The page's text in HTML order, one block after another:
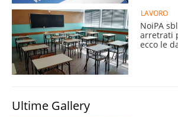
LAVORO
NoiPA
arretrati
ecco le
Ultime Gallery